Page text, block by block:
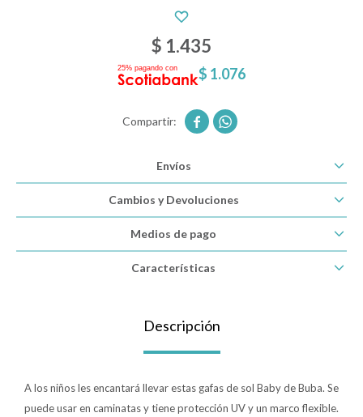
$ 1.435
$ 1.076
 
Envíos
Cambios y Devoluciones
Medios de pago
Características
Descripción
A los niños les encantará llevar estas gafas de sol Baby de Buba. Se
puede usar en caminatas y tiene protección UV y un marco flexible.
Estimulación primera infancia
Vestimenta